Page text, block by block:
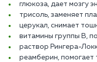
глюкоза, дает мозгу
трисоль, заменяет
церукал, снимает
витамины группы В,
раствор Рингера-
реамберин, помогает